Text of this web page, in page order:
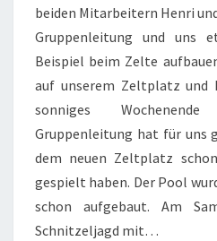
beiden Mitarbeitern Henri
Gruppenleitung und uns
Beispiel beim Zelte
auf unserem Zeltplatz und
sonniges
Gruppenleitung hat für uns
dem neuen Zeltplatz
gespielt haben. Der Pool
schon aufgebaut. Am
Schnitzeljagd mit…